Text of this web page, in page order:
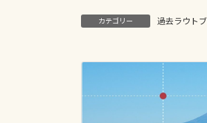
カテゴリー 過去ラウト